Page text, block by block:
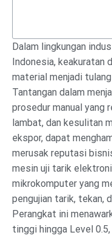
Dalam lingkungan
Indonesia, keakuratan
material menjadi
Tantangan dalam
prosedur manual yang
lambat, dan kesulitan
ekspor, dapat
merusak reputasi
mesin uji tarik
mikrokomputer yang
pengujian tarik, tekan,
Perangkat ini
tinggi hingga Level